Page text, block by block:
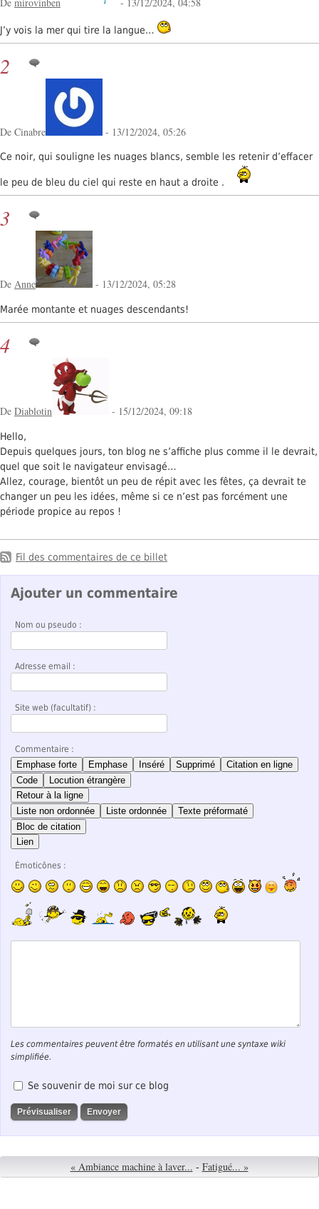
J’y vois la mer qui tire la langue…
2
De Cinabre - 13/12/2024, 05:26
Ce noir, qui souligne les nuages blancs, semble les retenir d’effacer
le peu de bleu du ciel qui reste en haut a droite .
3
De Anne - 13/12/2024, 05:28
Marée montante et nuages descendants!
4
De Diablotin - 15/12/2024, 09:18
Hello,
Depuis quelques jours, ton blog ne s’affiche plus comme il le devrait,
quel que soit le navigateur envisagé…
Allez, courage, bientôt un peu de répit avec les fêtes, ça devrait te
changer un peu les idées, même si ce n’est pas forcément une
période propice au repos !
Fil des commentaires de ce billet
Ajouter un commentaire
Nom ou pseudo :
Adresse email :
Site web (facultatif) :
Commentaire :
Emphase forte Emphase Inséré Supprimé
Citation en ligne
Code
Locution étrangère
Retour à la ligne
Liste non ordonnée
Liste ordonnée
Texte préformaté
Bloc de citation
Lien
Émoticônes :
Les commentaires peuvent être formatés en utilisant une syntaxe wiki
simplifiée.
Se souvenir de moi sur ce blog
« Ambiance machine à laver... - Fatigué... »